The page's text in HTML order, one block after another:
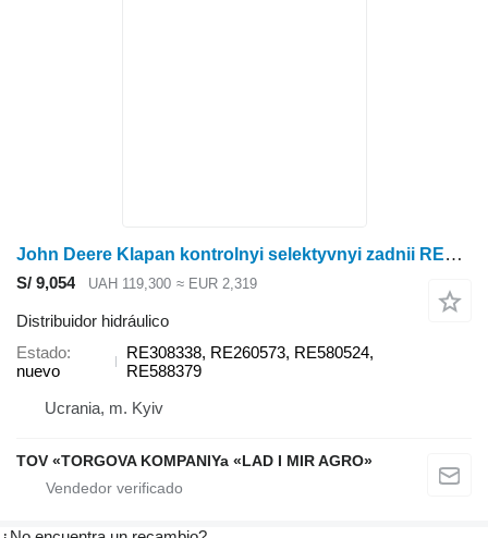
John Deere Klapan kontrolnyi selektyvnyi zadnii RE308338 distribuidor hidráulico para John Deere tractor de ruedas
S/ 9,054 UAH 119,300 ≈ EUR 2,319
Distribuidor hidráulico
Estado
nuevo
RE308338, RE260573, RE580524,
RE588379
Ucrania, m. Kyiv
TOV «TORGOVA KOMPANIYa «LAD I MIR AGRO»